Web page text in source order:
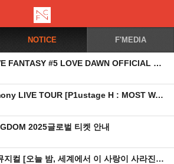
NOTICE F'MEDIA
[콘서트] 2025 SF9 LIVE FANTASY #5 LOVE DAWN OFFICIAL MD 현장 판매 안내
[콘서트] 2025 P1Harmony LIVE TOUR [P1ustage H : MOST WANTED] IN SEOUL 안내
2025글로벌 티켓 안내
[안내] SF9 인성 출연 뮤지컬 [오늘 밤, 세계에서 이 사랑이 사라진다 해도] 출,퇴근길 관련 안내드립니다.